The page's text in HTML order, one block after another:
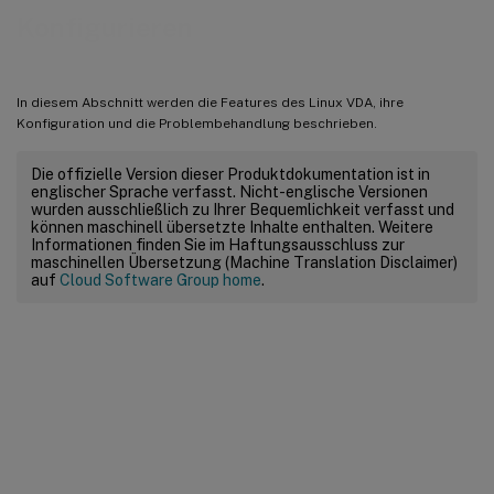
In diesem Abschnitt werden die Features des Linux VDA, ihre
Konfiguration und die Problembehandlung beschrieben.
Die offizielle Version dieser Produktdokumentation ist in
englischer Sprache verfasst. Nicht-englische Versionen
wurden ausschließlich zu Ihrer Bequemlichkeit verfasst und
können maschinell übersetzte Inhalte enthalten. Weitere
Informationen finden Sie im Haftungsausschluss zur
maschinellen Übersetzung (Machine Translation Disclaimer)
auf Cloud Software Group home.